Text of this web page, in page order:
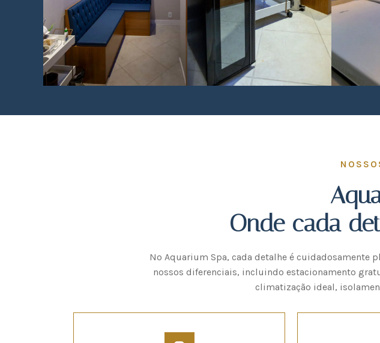
Onde cada
No Aquarium Spa, cada detalhe é cuidadosamente
nossos diferenciais, incluindo estacionamento
climatização ideal,